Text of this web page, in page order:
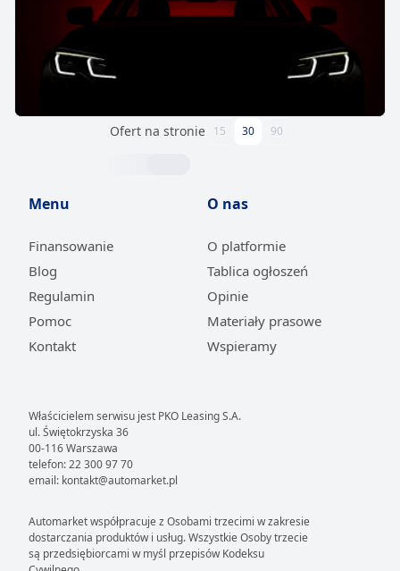
Ofert na stronie 15 30 90
Właścicielem serwisu jest PKO Leasing S.A.
ul. Świętokrzyska 36
00-116 Warszawa
telefon: 22 300 97 70
email: kontakt@automarket.pl
Automarket współpracuje z Osobami trzecimi w zakresie
dostarczania produktów i usług. Wszystkie Osoby trzecie
są przedsiębiorcami w myśl przepisów Kodeksu
Menu
Finansowanie
Blog
Regulamin
Pomoc
Kontakt
O nas
O platformie
Tablica ogłoszeń
Opinie
Materiały prasowe
Wspieramy